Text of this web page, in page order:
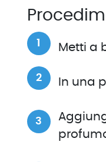
Metti a
In una